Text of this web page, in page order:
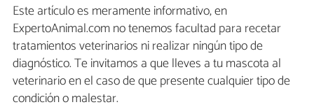
Este artículo es meramente informativo, en
ExpertoAnimal.com no tenemos facultad para recetar
tratamientos veterinarios ni realizar ningún tipo de
diagnóstico. Te invitamos a que lleves a tu mascota al
veterinario en el caso de que presente cualquier tipo de
condición o malestar.